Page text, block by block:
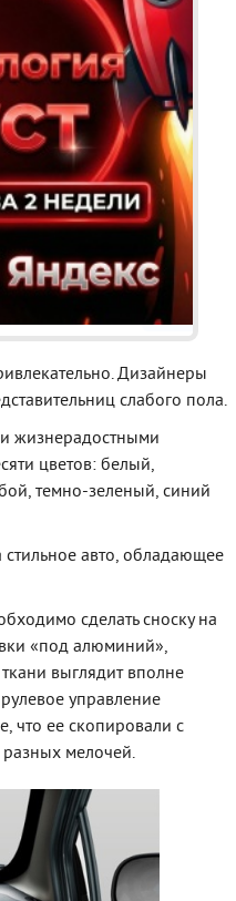
Дизайнеры
слабого пола.
жизнерадостными
цветов: белый,
темно-зеленый, синий
стильное авто, обладающее
сделать сноску на
«под алюминий»,
выглядит вполне
управление
что ее скопировали с
мелочей.